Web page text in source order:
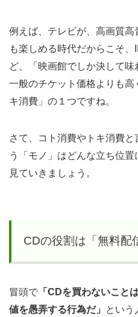
から
生ま
れた
ビッ
グな
業
今の
時代
の価
は
「与
こ
と」
例えば、テレビが、高画質
も楽しめる時代だからこそ
ど、「映画館でしか決して味
一般のチケット価格よりも高
キ消費」の１つですね。
さて、コト消費やトキ消費
う「モノ」はどんな立ち位置
見ていきましょう。
CDの役割は「無料配
冒頭で 「CDを買わないこと
値を愚弄する行為だ」
という